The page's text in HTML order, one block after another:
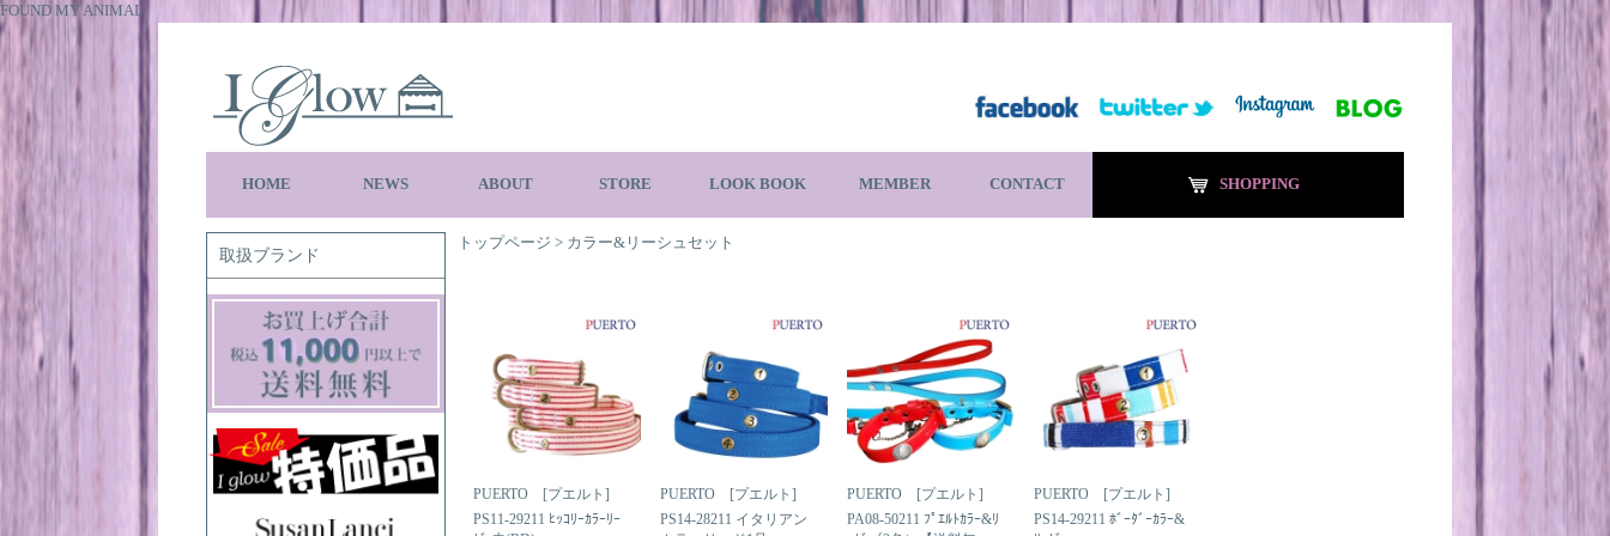
FOUND MY ANIMAL
HOME NEWS ABOUT STORE LOOK BOOK MEMBER CONTACT SHOPPING
取扱ブランド
トップページ > カラー&リーシュセット
PUERTO [プエルト]
PS11-29211 ﾋｯｺﾘｰｶﾗｰﾘｰ
PUERTO [プエルト]
PS14-28211 イタリアン
PUERTO [プエルト]
PA08-50211 ﾌﾟｴﾙﾄｶﾗｰ&ﾘ
PUERTO [プエルト]
PS14-29211 ﾎﾞｰﾀﾞｰｶﾗｰ&